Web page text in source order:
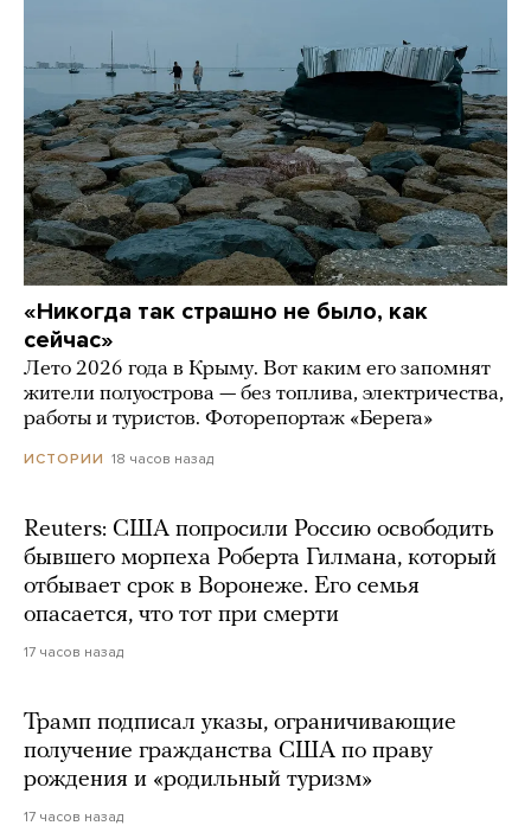
«Никогда так страшно не было, как
сейчас»
Лето 2026 года в Крыму. Вот каким его запомнят
жители полуострова — без топлива, электричества,
работы и туристов. Фоторепортаж «Берега»
ИСТОРИИ 18 часов назад
Reuters: США попросили Россию освободить
бывшего морпеха Роберта Гилмана, который
отбывает срок в Воронеже. Его семья
опасается, что тот при смерти
17 часов назад
Трамп подписал указы, ограничивающие
получение гражданства США по праву
рождения и «родильный туризм»
17 часов назад